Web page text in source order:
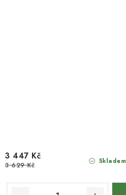
3 447 Kč
3 629 Kč